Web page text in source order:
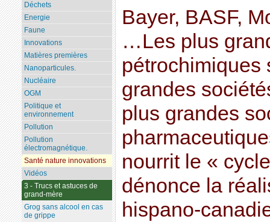
Bayer, BASF,
…Les plus
pétrochimiques
grandes
plus grandes
nourrit le «
dénonce la
hispano-
Déchets
Energie
Faune
Innovations
Matières premières
Nanoparticules.
Nucléaire
OGM
Politique et
environnement
Pollution
Pollution
électromagnétique.
Santé nature innovations
Vidéos
3 - Trucs et astuces de
grand-mère
Grog sans alcool en cas
de grippe